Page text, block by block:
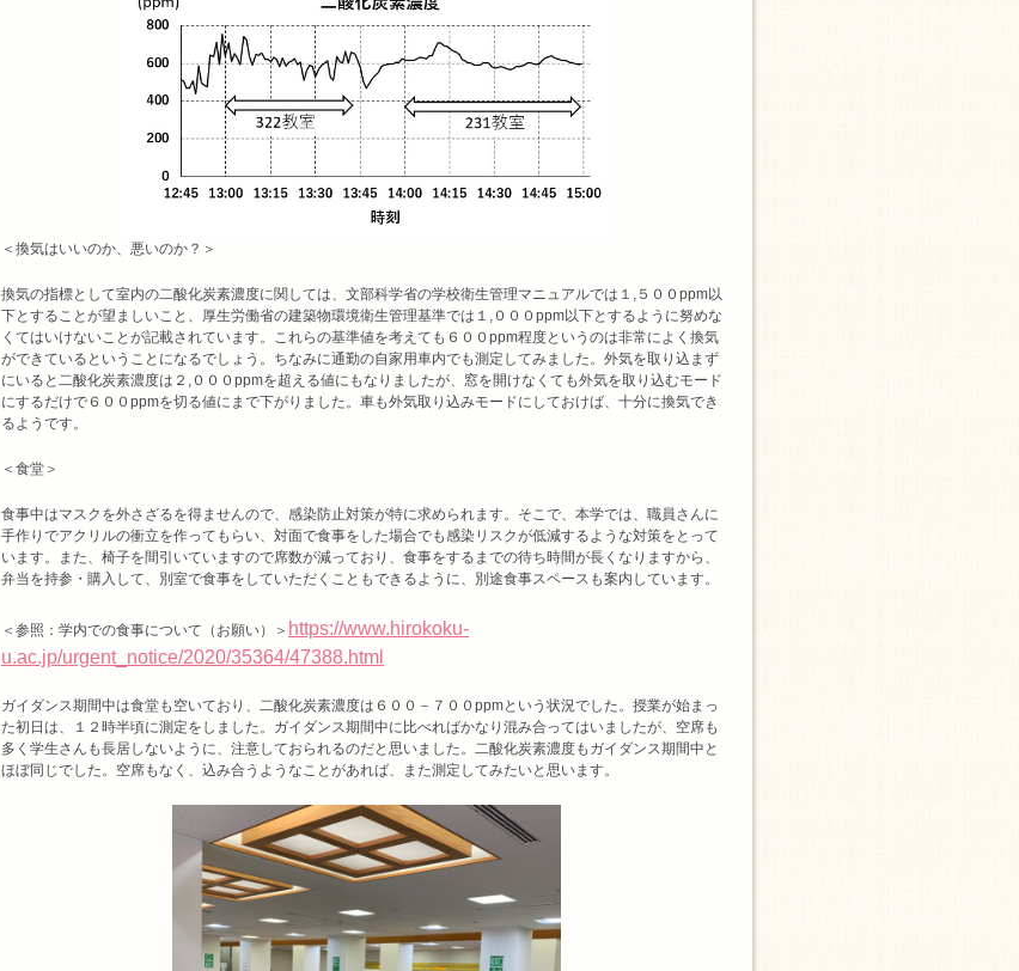
＜換気はいいのか、悪いのか？＞
換気の指標として室内の二酸化炭素濃度に関しては、文部科学省の学校衛生管理マニュアルでは１,５００ppm以
下とすることが望ましいこと、厚生労働省の建築物環境衛生管理基準では１,０００ppm以下とするように努めな
くてはいけないことが記載されています。これらの基準値を考えても６００ppm程度というのは非常によく換気
ができているということになるでしょう。ちなみに通勤の自家用車内でも測定してみました。外気を取り込まず
にいると二酸化炭素濃度は２,０００ppmを超える値にもなりましたが、窓を開けなくても外気を取り込むモード
にするだけで６００ppmを切る値にまで下がりました。車も外気取り込みモードにしておけば、十分に換気でき
るようです。
＜食堂＞
食事中はマスクを外さざるを得ませんので、感染防止対策が特に求められます。そこで、本学では、職員さんに
手作りでアクリルの衝立を作ってもらい、対面で食事をした場合でも感染リスクが低減するような対策をとって
います。また、椅子を間引いていますので席数が減っており、食事をするまでの待ち時間が長くなりますから、
弁当を持参・購入して、別室で食事をしていただくこともできるように、別途食事スペースも案内しています。
＜参照：学内での食事について（お願い）＞ https://www.hirokoku-
u.ac.jp/urgent_notice/2020/35364/47388.html
ガイダンス期間中は食堂も空いており、二酸化炭素濃度は６００－７００ppmという状況でした。授業が始まっ
た初日は、１２時半頃に測定をしました。ガイダンス期間中に比べればかなり混み合ってはいましたが、空席も
多く学生さんも長居しないように、注意しておられるのだと思いました。二酸化炭素濃度もガイダンス期間中と
ほぼ同じでした。空席もなく、込み合うようなことがあれば、また測定してみたいと思います。